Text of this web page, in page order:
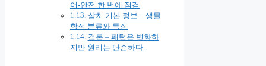
어-안전 한 번에 점검
삼치 기본 정보 – 생물
학적 분류와 특징
결론 – 패턴은 변화하
지만 원리는 단순하다